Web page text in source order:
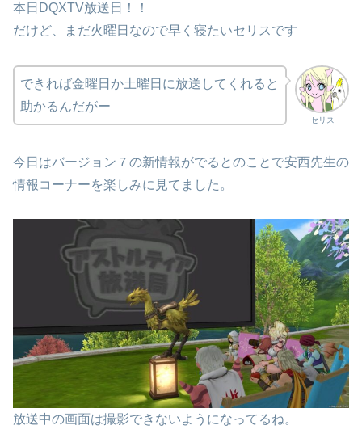
本日DQXTV放送日！！
だけど、まだ火曜日なので早く寝たいセリスです
セリス
できれば金曜日か土曜日に放送してくれると
助かるんだがー
今日はバージョン７の新情報がでるとのことで安西先生の
情報コーナーを楽しみに見てました。
放送中の画面は撮影できないようになってるね。